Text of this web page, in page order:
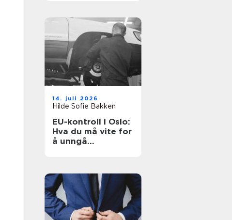
14. juli 2026
Hilde Sofie Bakken
EU-kontroll i Oslo:
Hva du må vite for
å unngå